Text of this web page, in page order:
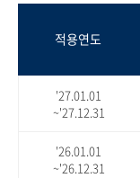
적용연도
'27.01.01
~'27.12.31
'26.01.01
~'26.12.31